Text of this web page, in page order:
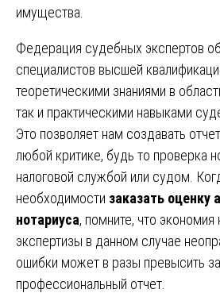
имущества.
Федерация судебных экспертов
специалистов высшей
теоретическими знаниями в
так и практическими навыками
Это позволяет нам создавать
любой критике, будь то проверка
налоговой службой или судом.
необходимости заказать оценку
нотариуса, помните, что экономия
экспертизы в данном случае
ошибки может в разы превысить
профессиональный отчет.